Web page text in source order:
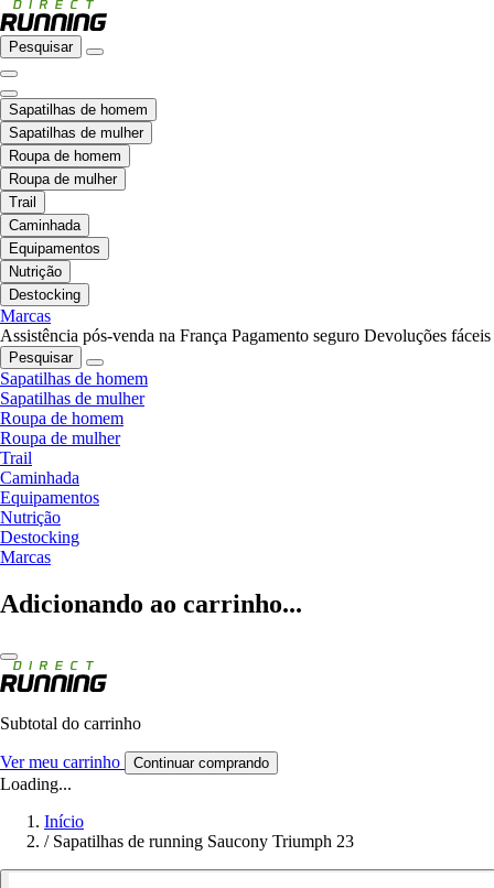
Pesquisar
Sapatilhas de homem
Sapatilhas de mulher
Roupa de homem
Roupa de mulher
Trail
Caminhada
Equipamentos
Nutrição
Destocking
Marcas
Assistência pós-venda na França Pagamento seguro Devoluções fáceis
Pesquisar
Sapatilhas de homem
Sapatilhas de mulher
Roupa de homem
Roupa de mulher
Trail
Caminhada
Equipamentos
Nutrição
Destocking
Marcas
Adicionando ao carrinho...
Subtotal do carrinho
Ver meu carrinho Continuar comprando
Loading...
Início
/ Sapatilhas de running Saucony Triumph 23